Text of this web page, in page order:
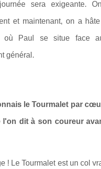
sera exigeante.
et maintenant, on a
où Paul se situe face
général.
le Tourmalet par
l'on dit à son coureur
! Le Tourmalet est un col